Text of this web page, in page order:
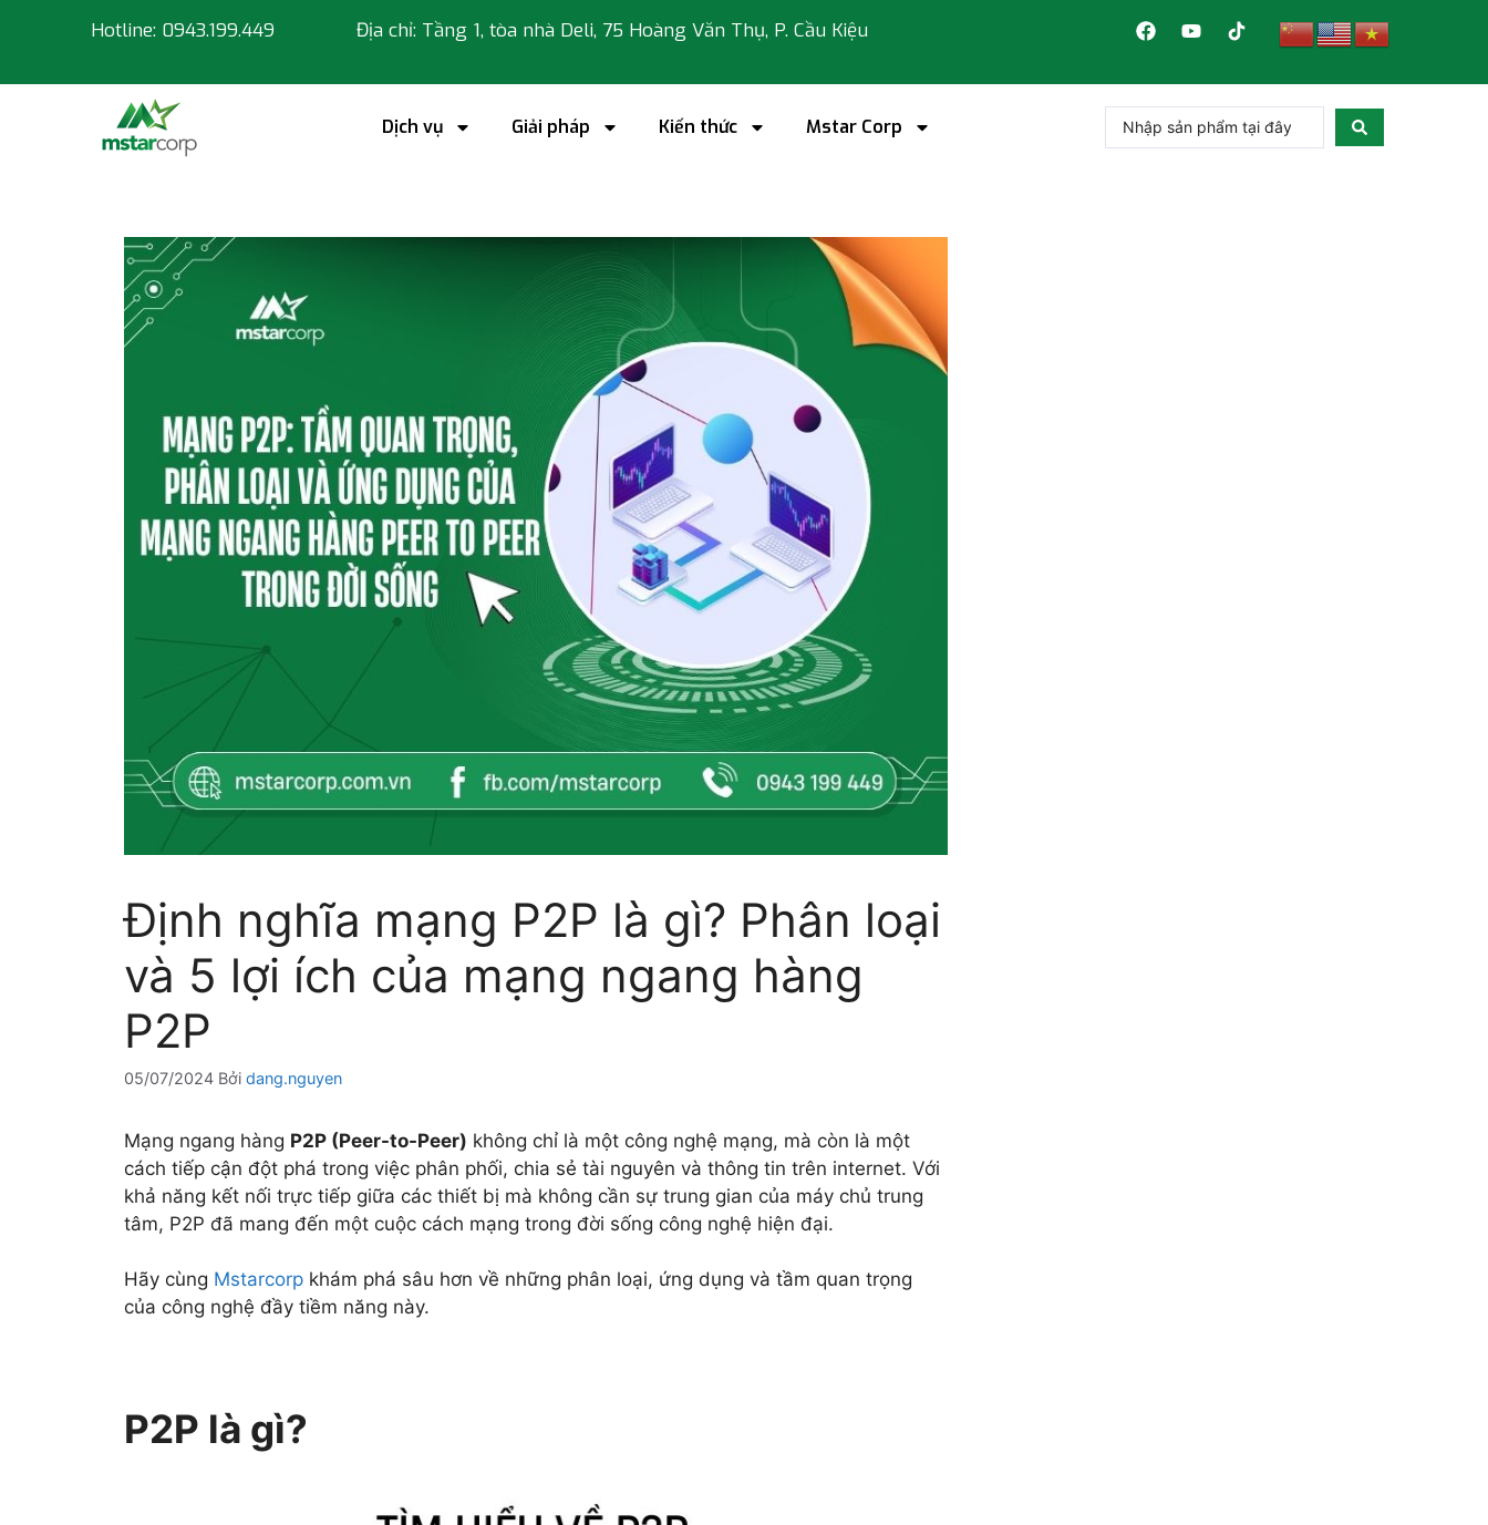
Hotline: 0943.199.449 Địa chỉ: Tầng 1, tòa nhà Deli, 75 Hoàng Văn Thụ, P. Cầu Kiệu
Dịch vụ Giải pháp Kiến thức Mstar Corp
Định nghĩa mạng P2P là gì? Phân loại
và 5 lợi ích của mạng ngang hàng
P2P
05/07/2024 Bởi dang.nguyen
Mạng ngang hàng P2P (Peer-to-Peer) không chỉ là một công nghệ mạng, mà còn là một
cách tiếp cận đột phá trong việc phân phối, chia sẻ tài nguyên và thông tin trên internet. Với
khả năng kết nối trực tiếp giữa các thiết bị mà không cần sự trung gian của máy chủ trung
tâm, P2P đã mang đến một cuộc cách mạng trong đời sống công nghệ hiện đại.
Hãy cùng Mstarcorp khám phá sâu hơn về những phân loại, ứng dụng và tầm quan trọng
của công nghệ đầy tiềm năng này.
P2P là gì?